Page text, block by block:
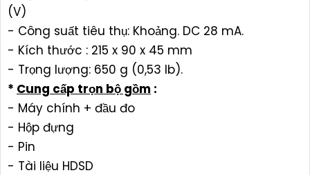
(V)
- Công suất tiêu thụ: Khoảng. DC 28 mA.
- Kích thước : 215 x 90 x 45 mm
- Trọng lượng: 650 g (0,53 lb).
* Cung cấp trọn bộ gồm :
- Máy chính + đầu đo
- Hộp đựng
- Pin
- Tài liệu HDSD